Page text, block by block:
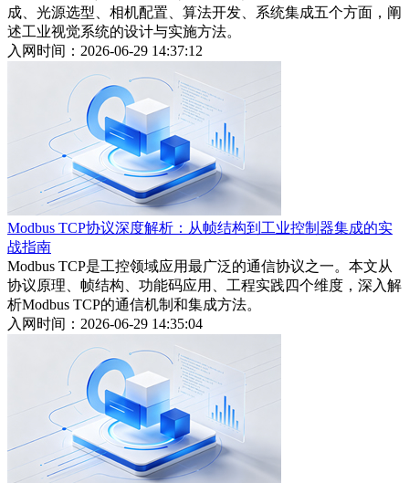
成、光源选型、相机配置、算法开发、系统集成五个方面，阐
述工业视觉系统的设计与实施方法。
入网时间：2026-06-29 14:37:12
Modbus TCP协议深度解析：从帧结构到工业控制器集成的实
战指南
Modbus TCP是工控领域应用最广泛的通信协议之一。本文从
协议原理、帧结构、功能码应用、工程实践四个维度，深入解
析Modbus TCP的通信机制和集成方法。
入网时间：2026-06-29 14:35:04